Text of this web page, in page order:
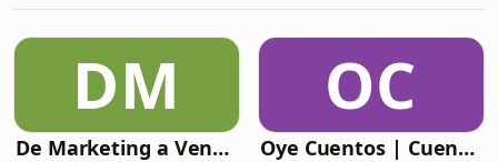
DM
De Marketing a Ventas
OC
Oye Cuentos | Cuentos Infantiles que conectan con la imaginación.